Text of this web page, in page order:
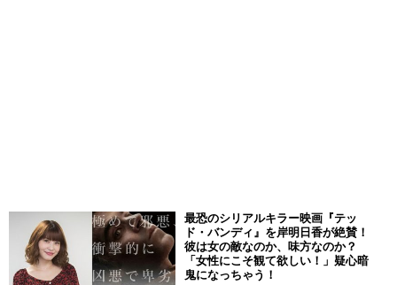
最恐のシリアルキラー映画『テッ
ド・バンディ』を岸明日香が絶賛！
彼は女の敵なのか、味方なのか？
「女性にこそ観て欲しい！」疑心暗
鬼になっちゃう！